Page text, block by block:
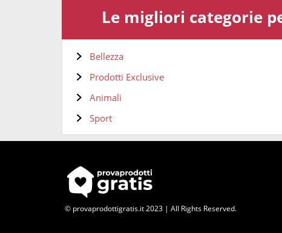
Le migliori categorie
Bellezza
Prodotti Exclusive
Animali
Sport
© provaprodottigratis.it 2023 | All Rights Reserved.